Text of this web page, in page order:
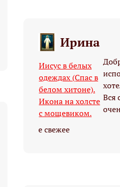
Ирина
Иисус в белых
одеждах (Спас в
белом хитоне).
Икона на холсте
с мощевиком.
Вся
е свежее